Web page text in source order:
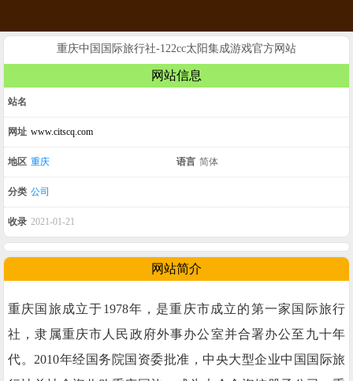
重庆中国国际旅行社-122cc太阳集成游戏官方网站
网站信息
站名
网址 www.citscq.com
地区 重庆 语言 简体
分类 公司
收录 2021-01-21
网站简介
重庆国旅成立于1978年，是重庆市成立的第一家国际旅行
社，隶属重庆市人民政府外事办公室并合署办公至九十年
代。2010年经国务院国资委批准，中央大型企业中国国际旅